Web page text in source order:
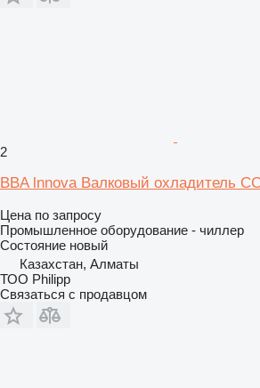
2
BBA lnnova Валковый охладитель
Цена по запросу
Промышленное оборудование - чиллер
Состояние новый
Казахстан, Алматы
ТОО Philipp
Связаться с продавцом